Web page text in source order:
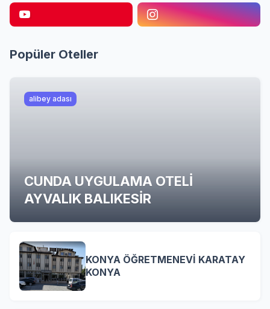
Popüler Oteller
alibey adası
CUNDA UYGULAMA OTELİ
AYVALIK BALIKESİR
KONYA ÖĞRETMENEVİ KARATAY
KONYA